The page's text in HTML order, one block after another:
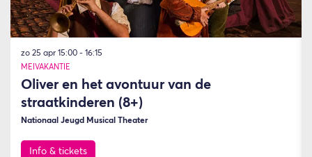
Oliver en het avontuur van de
straatkinderen (8+)
Nationaal Jeugd Musical Theater
MEIVAKANTIE
zo 25 apr 15:00 - 16:15
Info & tickets